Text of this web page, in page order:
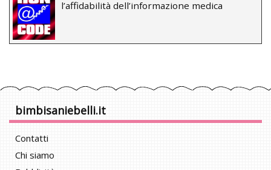
l’affidabilità dell’informazione medica
bimbisaniebelli.it
Contatti
Chi siamo